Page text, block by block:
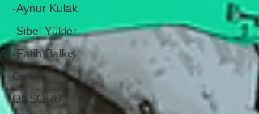
-Aynur Kulak
-Sibel Yükler
-Fatih Balkış
Öykü
ONSORU